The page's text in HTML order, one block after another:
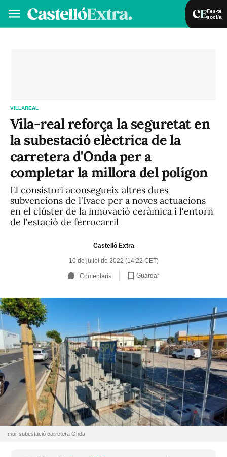
Fes-te
soci/a
VILLAREAL
Vila-real reforça la seguretat en
la subestació elèctrica de la
carretera d'Onda per a
completar la millora del polígon
El consistori aconsegueix altres dues
subvencions de l'Ivace per a noves actuacions
en el clúster de la innovació ceràmica i l'entorn
de l'estació de ferrocarril
Castelló Extra
10 de juliol de 2022 (14:22 CET)
Comentaris Guardar
mur subestació carretera Onda